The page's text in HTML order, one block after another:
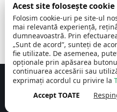
08:00 -
16:30
, vineri:
08:00 -
14:00
Comuna Cerchezu © 2026
Concept realizat de Big Media
Acest site folosește cookie
Folosim cookie-uri pe site-ul
mai relevantă experiență,
dumneavoastră. Prin
„Sunt de acord”, sunteți de
fie utilizate. De asemenea,
opționale prin apăsarea
continuarea accesării sau
exprimați acordul cu privire la
Accept TOATE